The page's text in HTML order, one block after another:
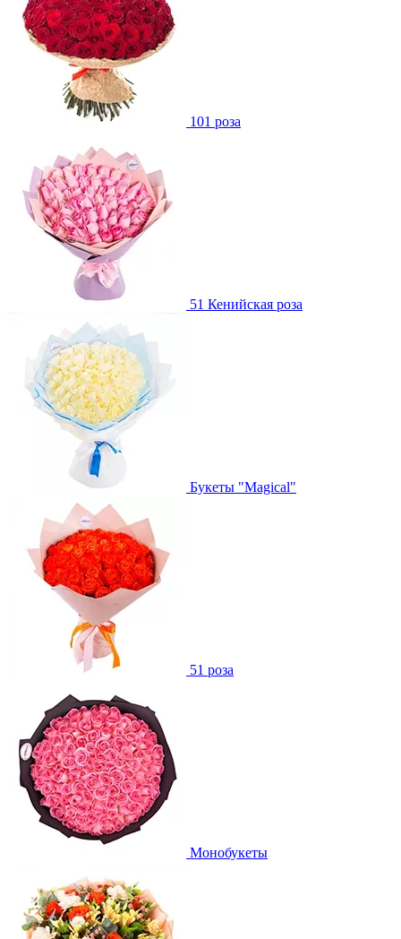
101 роза
51 Кенийская роза
Букеты "Magical"
51 роза
Монобукеты